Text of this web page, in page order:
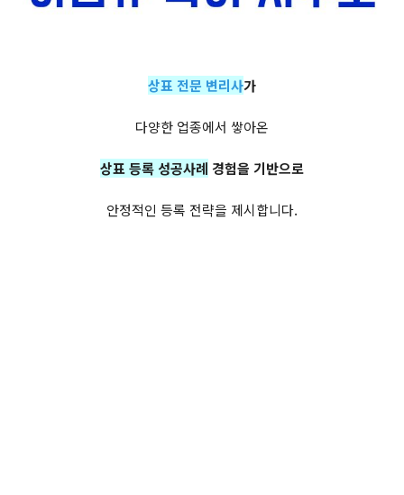
상표 전문 변리사가
다양한 업종에서 쌓아온
상표 등록 성공사례 경험을 기반으로
안정적인 등록 전략을 제시합니다.